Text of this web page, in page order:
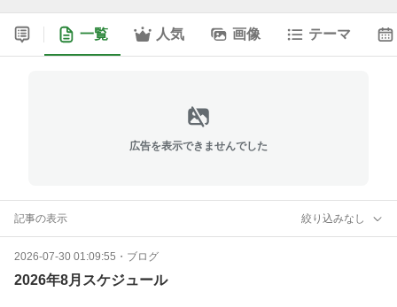
一覧 人気 画像 テーマ
広告を表示できませんでした
記事の表示 絞り込みなし
2026-07-30 01:09:55 ・ ブログ
2026年8月スケジュール